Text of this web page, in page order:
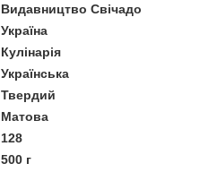
Видавництво Свічадо
Україна
Кулінарія
Українська
Твердий
Матова
128
500 г